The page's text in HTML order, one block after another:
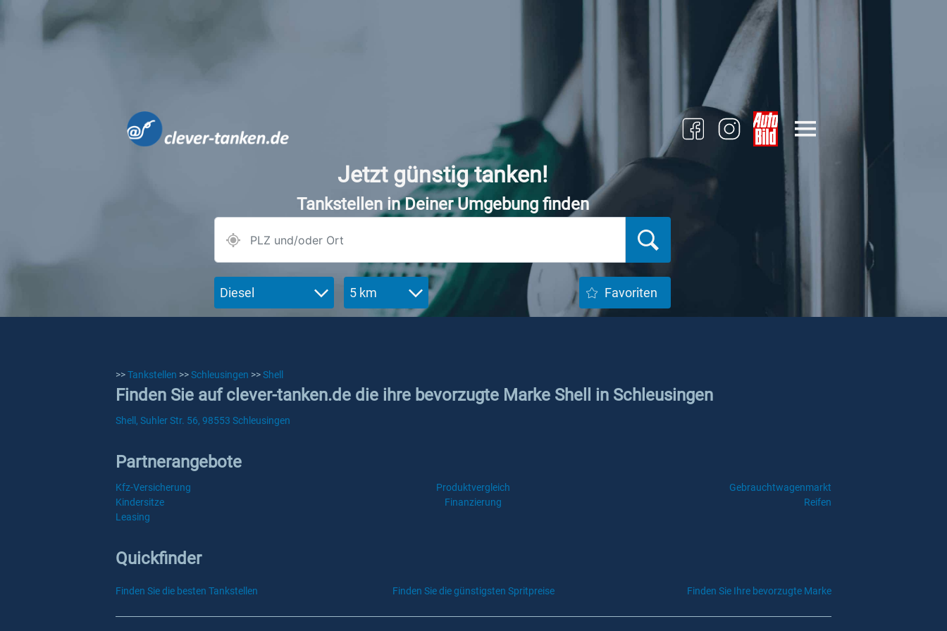
Jetzt günstig tanken!
Tankstellen in Deiner Umgebung finden
Diesel 5 km Favoriten
>>Tankstellen >>Schleusingen >>Shell
Finden Sie auf clever-tanken.de die ihre bevorzugte Marke Shell in Schleusingen
Shell, Suhler Str. 56, 98553 Schleusingen
Partnerangebote
Kfz-Versicherung Produktvergleich
Gebrauchtwagenmarkt
Kindersitze
Finanzierung
Reifen
Leasing
Quickfinder
Finden Sie die besten Tankstellen Finden Sie die günstigsten Spritpreise Finden Sie Ihre bevorzugte Marke